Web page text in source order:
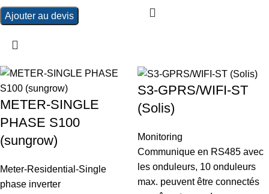
Ajouter au devis
METER-SINGLE
PHASE S100
(sungrow)
Meter-Residential-Single
phase inverter
S3-GPRS/WIFI-ST
(Solis)
Monitoring
Communique en RS485 avec
les onduleurs, 10 onduleurs
max. peuvent être connectés